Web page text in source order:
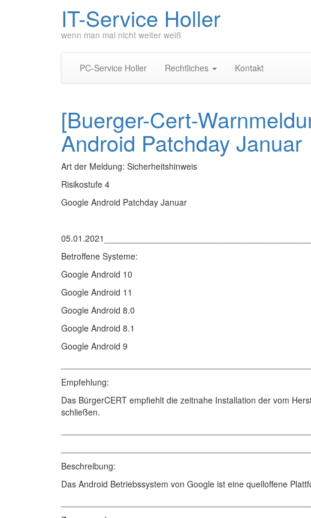
IT-Service Holler
wenn man mal nicht weiter weiß
PC-Service Holler Rechtliches Kontakt
[Buerger-Cert-
Android Patchday Januar
Art der Meldung: Sicherheitshinweis
Risikostufe 4
Google Android Patchday Januar
Betroffene Systeme:
Google Android 10
Google Android 11
Google Android 8.0
Google Android 8.1
Google Android 9
Empfehlung:
Das BürgerCERT empfiehlt die zeitnahe Installation der vom
schließen.
Beschreibung:
Das Android Betriebssystem von Google ist eine quelloffene